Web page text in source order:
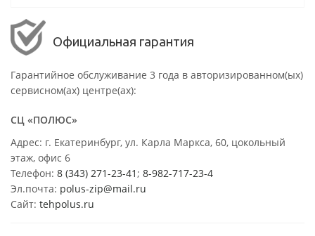
Официальная гарантия
Гарантийное обслуживание 3 года в авторизированном(ых)
сервисном(ах) центре(ах):
СЦ «ПОЛЮС»
Адрес: г. Екатеринбург, ул. Карла Маркса, 60, цокольный
этаж, офис 6
Телефон: 8 (343) 271-23-41 ; 8-982-717-23-4
Эл.почта: polus-zip@mail.ru
Сайт: tehpolus.ru